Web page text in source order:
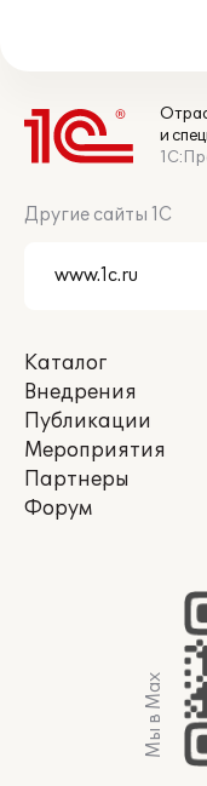
и
Другие сайты 1С
Каталог
Внедрения
Публикации
Мероприятия
Партнеры
Форум
Мы в Max